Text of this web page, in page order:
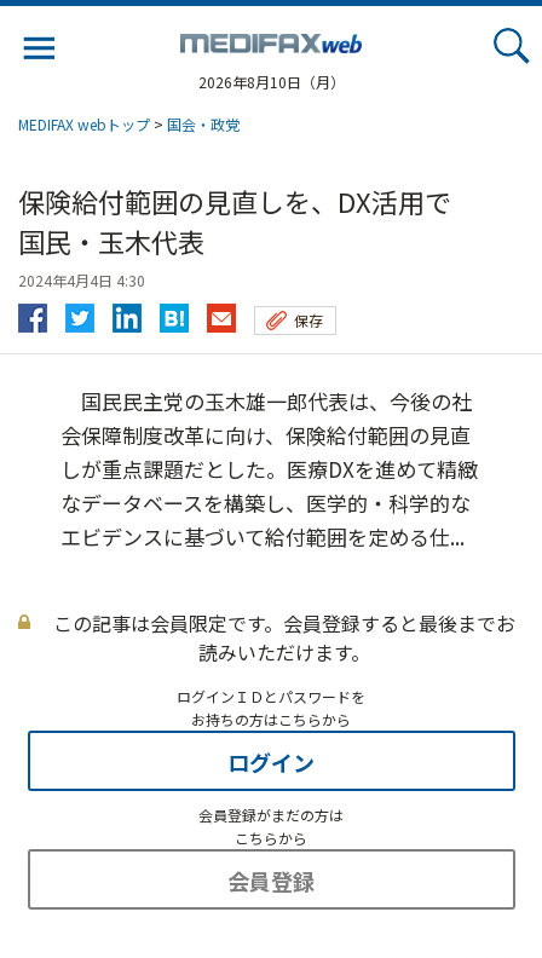
2026年8月10日（月）
MEDIFAX webトップ > 国会・政党
保険給付範囲の見直しを、DX活用で
国民・玉木代表
2024年4月4日 4:30
保存
国民民主党の玉木雄一郎代表は、今後の社
会保障制度改革に向け、保険給付範囲の見直
しが重点課題だとした。医療DXを進めて精緻
なデータベースを構築し、医学的・科学的な
エビデンスに基づいて給付範囲を定める仕...
この記事は会員限定です。会員登録すると最後までお
読みいただけます。
ログインＩＤとパスワードを
お持ちの方はこちらから
ログイン
会員登録がまだの方は
こちらから
会員登録